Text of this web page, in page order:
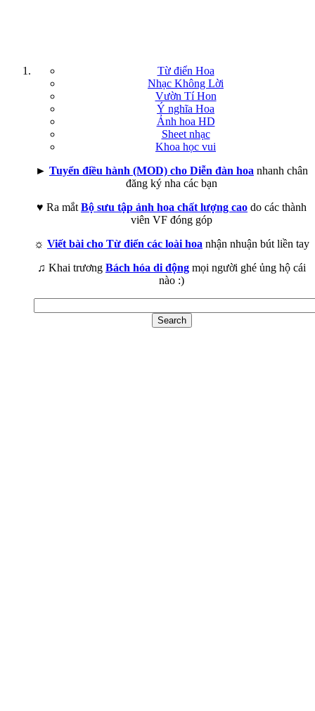
Từ điển Hoa
Nhạc Không Lời
Vườn Tí Hon
Ý nghĩa Hoa
Ảnh hoa HD
Sheet nhạc
Khoa học vui
► Tuyển điều hành (MOD) cho Diễn đàn hoa nhanh chân
đăng ký nha các bạn
♥ Ra mắt Bộ sưu tập ảnh hoa chất lượng cao do các thành
viên VF đóng góp
☼ Viết bài cho Từ điển các loài hoa nhận nhuận bút liền tay
♫ Khai trương Bách hóa di động mọi người ghé ủng hộ cái
nào :)